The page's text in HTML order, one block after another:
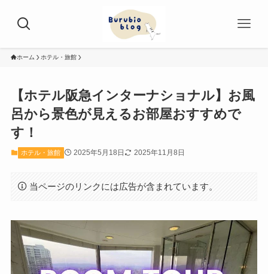
ホーム ホテル・旅館
【ホテル阪急インターナショナル】お風
呂から景色が見えるお部屋おすすめで
す！
ホテル・旅館 2025年5月18日 2025年11月8日
当ページのリンクには広告が含まれています。